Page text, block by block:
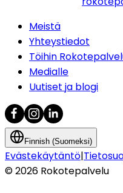
Meistä
Yhteystiedot
Töihin
Medialle
Uutiset ja blogi
Finnish (Suomeksi)
Evästekäytäntö|
©2026 Rokotepalvelu